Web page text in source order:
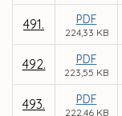
491. PDF
224,33 KB
492. PDF
223,55 KB
493. PDF
222,46 KB